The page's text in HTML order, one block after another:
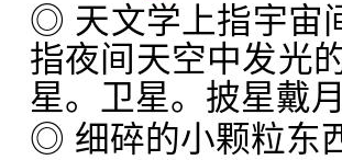
◎ 天文学上指宇宙
指夜间天空中发光
星。卫星。披星戴月
◎ 细碎的小颗粒东